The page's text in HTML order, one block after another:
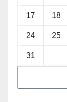
17 18
24 25
31